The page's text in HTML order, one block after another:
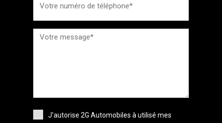
J'autorise 2G Automobiles à utilisé mes